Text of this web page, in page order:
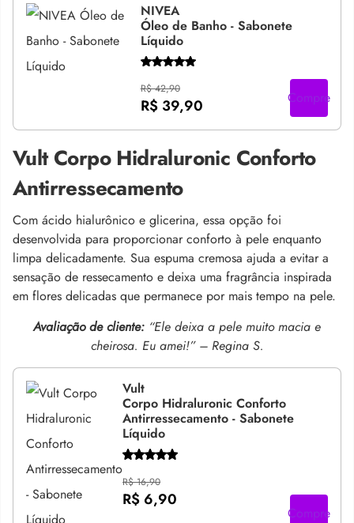
NIVEA
Óleo de Banho - Sabonete
Líquido
R$ 42,90
R$ 39,90 Compre
Vult Corpo Hidraluronic Conforto
Antirressecamento
Com ácido hialurônico e glicerina, essa opção foi
desenvolvida para proporcionar conforto à pele enquanto
limpa delicadamente. Sua espuma cremosa ajuda a evitar a
sensação de ressecamento e deixa uma fragrância inspirada
em flores delicadas que permanece por mais tempo na pele.
Avaliação de cliente: “Ele deixa a pele muito macia e
cheirosa. Eu amei!” – Regina S.
Vult
Corpo Hidraluronic Conforto
Antirressecamento - Sabonete
Líquido
R$ 16,90
R$ 6,90
Compre